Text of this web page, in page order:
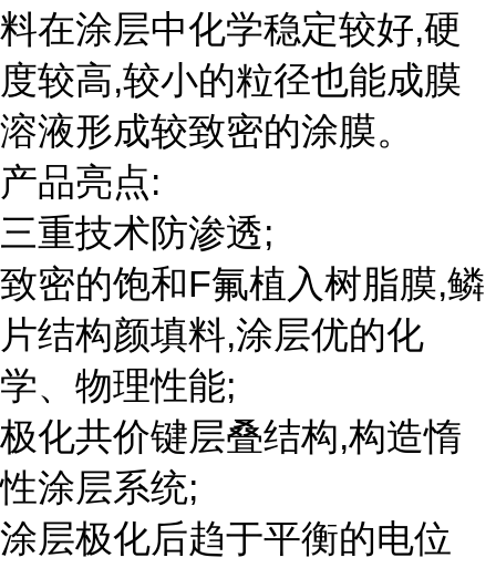
料在涂层中化学稳定较好,硬
度较高,较小的粒径也能成膜
溶液形成较致密的涂膜。
产品亮点:
三重技术防渗透;
致密的饱和F氟植入树脂膜,鳞
片结构颜填料,涂层优的化
学、物理性能;
极化共价键层叠结构,构造惰
性涂层系统;
涂层极化后趋于平衡的电位